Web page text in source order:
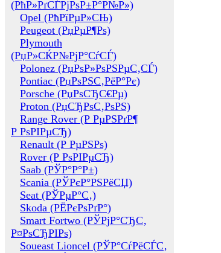
(РћР»РґСЃРјРѕР±Р°Р№Р»)
Opel (РћРїРµР»СЊ)
Peugeot (РџРµР¶Рѕ)
Plymouth
(РџР»СЌР№РјР°СѓСЃ)
Polonez (РџРѕР»РѕРЅРµС‚СЃ)
Pontiac (РџРѕРЅС‚РёР°Рє)
Porsche (РџРѕСЂС€Рµ)
Proton (РџСЂРѕС‚РѕРЅ)
Range Rover (Р РµРЅРґР¶
Р РѕРІРµСЂ)
Renault (Р РµРЅРѕ)
Rover (Р РѕРІРµСЂ)
Saab (РЎР°Р°Р±)
Scania (РЎРєР°РЅРёСЏ)
Seat (РЎРµР°С‚)
Skoda (РЁРєРѕРґР°)
Smart Fortwo (РЎРјР°СЂС‚
Р¤РѕСЂРІРѕ)
Soueast Lioncel (РЎР°СѓРёСЃС‚